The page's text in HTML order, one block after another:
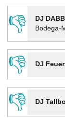
👎
DJ
Bodega-
👎
DJ
👎
DJ